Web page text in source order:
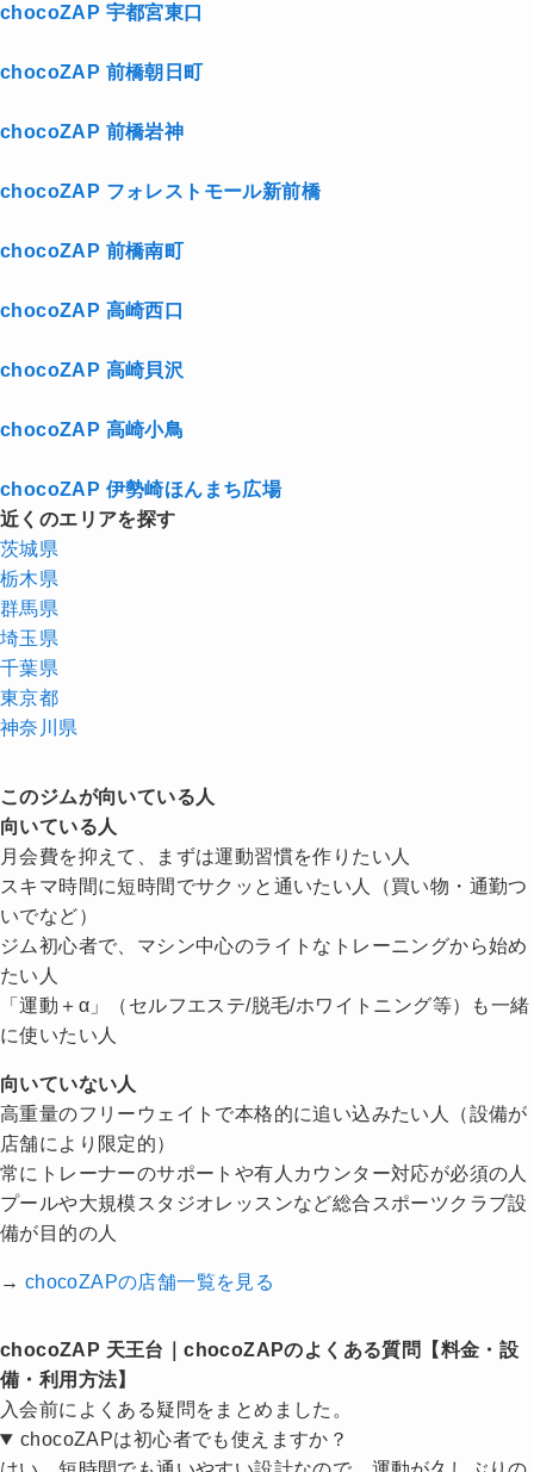
chocoZAP 宇都宮東口
chocoZAP 前橋朝日町
chocoZAP 前橋岩神
chocoZAP フォレストモール新前橋
chocoZAP 前橋南町
chocoZAP 高崎西口
chocoZAP 高崎貝沢
chocoZAP 高崎小鳥
chocoZAP 伊勢崎ほんまち広場
近くのエリアを探す
茨城県
栃木県
群馬県
埼玉県
千葉県
東京都
神奈川県
このジムが向いている人
向いている人
月会費を抑えて、まずは運動習慣を作りたい人
スキマ時間に短時間でサクッと通いたい人（買い物・通勤つ
いでなど）
ジム初心者で、マシン中心のライトなトレーニングから始め
たい人
「運動＋α」（セルフエステ/脱毛/ホワイトニング等）も一緒
に使いたい人
向いていない人
高重量のフリーウェイトで本格的に追い込みたい人（設備が
店舗により限定的）
常にトレーナーのサポートや有人カウンター対応が必須の人
プールや大規模スタジオレッスンなど総合スポーツクラブ設
備が目的の人
→ chocoZAPの店舗一覧を見る
chocoZAP 天王台｜chocoZAPのよくある質問【料金・設
備・利用方法】
入会前によくある疑問をまとめました。
chocoZAPは初心者でも使えますか？